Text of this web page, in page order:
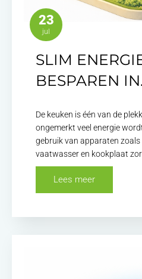
23
jul
SLIM
BESPAREN
De keuken is één van de
ongemerkt veel energie
gebruik van apparaten zoals
vaatwasser en kookplaat
Lees meer